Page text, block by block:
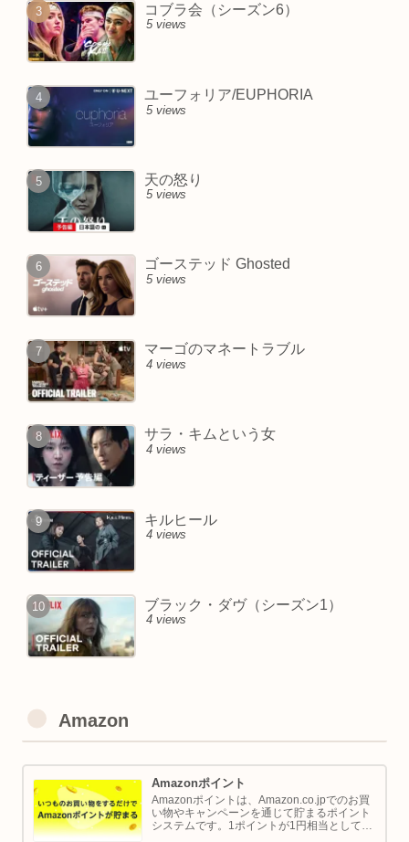
コブラ会（シーズン6）
5 views
ユーフォリア/EUPHORIA
5 views
天の怒り
5 views
ゴーステッド Ghosted
5 views
マーゴのマネートラブル
4 views
サラ・キムという女
4 views
キルヒール
4 views
ブラック・ダヴ（シーズン1）
4 views
Amazon
Amazonポイント
Amazonポイントは、Amazon.co.jpでのお買
い物やキャンペーンを通じて貯まるポイント
システムです。1ポイントが1円相当として、